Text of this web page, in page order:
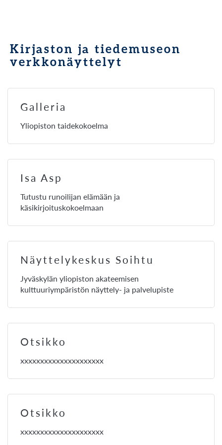
Kirjaston ja tiedemuseon
verkkonäyttelyt
Galleria
Yliopiston taidekokoelma
Isa Asp
Tutustu runoilijan elämään ja
käsikirjoituskokoelmaan
Näyttelykeskus Soihtu
Jyväskylän yliopiston akateemisen
kulttuuriympäristön näyttely- ja palvelupiste
Otsikko
xxxxxxxxxxxxxxxxxxxxx
Otsikko
xxxxxxxxxxxxxxxxxxxxx